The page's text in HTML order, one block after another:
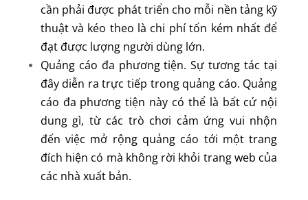
cần phải được phát triển cho mỗi nền tảng kỹ
thuật và kéo theo là chi phí tốn kém nhất để
đạt được lượng người dùng lớn.
Quảng cáo đa phương tiện. Sự tương tác tại
đây diễn ra trực tiếp trong quảng cáo. Quảng
cáo đa phương tiện này có thể là bất cứ nội
dung gì, từ các trò chơi cảm ứng vui nhộn
đến việc mở rộng quảng cáo tới một trang
đích hiện có mà không rời khỏi trang web của
các nhà xuất bản.